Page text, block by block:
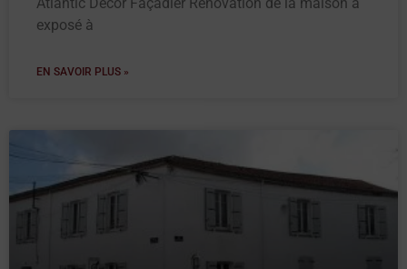
exposé à
EN SAVOIR PLUS »